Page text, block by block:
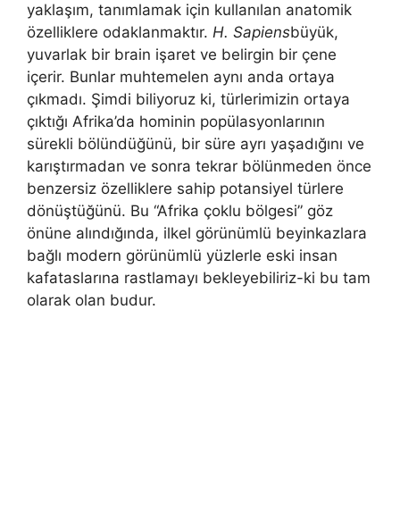
yaklaşım, tanımlamak için kullanılan anatomik
özelliklere odaklanmaktır. H. Sapiensbüyük,
yuvarlak bir brain işaret ve belirgin bir çene
içerir. Bunlar muhtemelen aynı anda ortaya
çıkmadı. Şimdi biliyoruz ki, türlerimizin ortaya
çıktığı Afrika’da hominin popülasyonlarının
sürekli bölündüğünü, bir süre ayrı yaşadığını ve
karıştırmadan ve sonra tekrar bölünmeden önce
benzersiz özelliklere sahip potansiyel türlere
dönüştüğünü. Bu “Afrika çoklu bölgesi” göz
önüne alındığında, ilkel görünümlü beyinkazlara
bağlı modern görünümlü yüzlerle eski insan
kafataslarına rastlamayı bekleyebiliriz-ki bu tam
olarak olan budur.